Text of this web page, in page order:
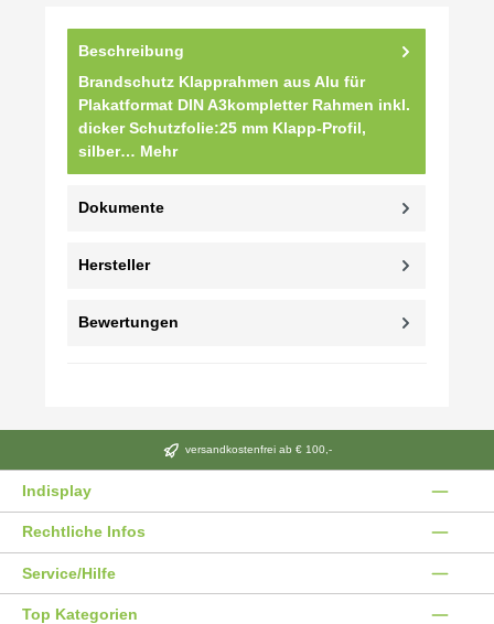
Beschreibung
Brandschutz Klapprahmen aus Alu für
Plakatformat DIN A3kompletter Rahmen inkl.
dicker Schutzfolie:25 mm Klapp-Profil,
silber… Mehr
Dokumente
Hersteller
Bewertungen
versandkostenfrei ab € 100,-
Indisplay
Rechtliche Infos
Service/Hilfe
Top Kategorien